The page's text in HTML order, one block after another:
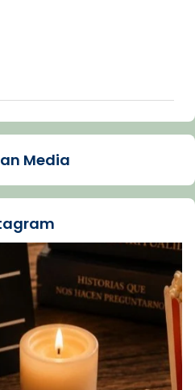
Barcelona
Fa gairebé
Lluís Companys, la
comp
Vatican
iglesia/news/2026-
papa-viaje-
Media